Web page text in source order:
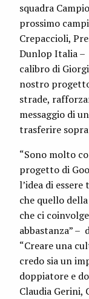
squadra
prossimo
Crepaccioli,
Dunlop Italia –
calibro di
nostro
strade,
messaggio di
trasferire
“Sono molto
progetto di
l’idea di
che quello
che ci
abbastanza” –
“Creare una
credo sia un
doppiatore e
Claudia Gerini,